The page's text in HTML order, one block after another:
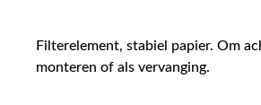
Filterelement, stabiel papier. Om
monteren of als vervanging.